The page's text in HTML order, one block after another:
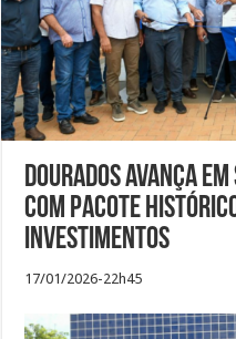
Dourados avança
com pacote
investimentos
17/01/2026-22h45